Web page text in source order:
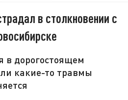
в столкновении с
в дорогостоящем
какие-то травмы